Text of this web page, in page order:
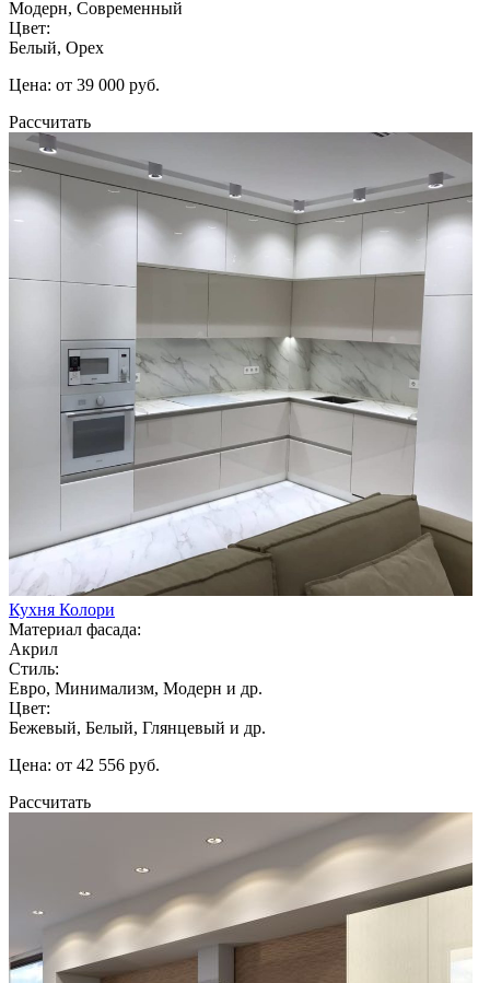
Модерн, Современный
Цвет:
Белый, Орех
Цена: от 39 000 руб.
Рассчитать
Кухня Колори
Материал фасада:
Акрил
Стиль:
Евро, Минимализм, Модерн и др.
Цвет:
Бежевый, Белый, Глянцевый и др.
Цена: от 42 556 руб.
Рассчитать